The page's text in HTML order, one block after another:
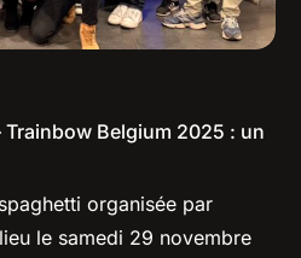
Trainbow Belgium 2025 : un
organisée par
le samedi 29 novembre